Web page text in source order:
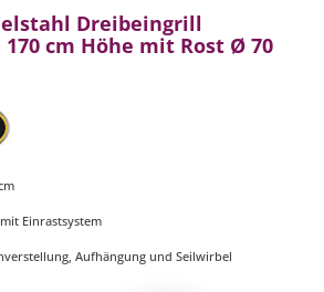
Dreibeingrill
cm Höhe mit Rost Ø 70
Einrastsystem
Aufhängung und Seilwirbel